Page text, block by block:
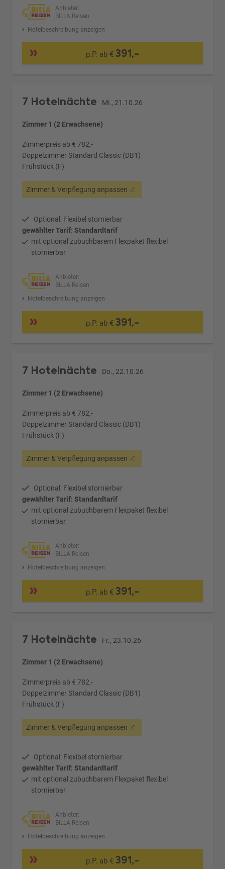
Anbieter:
BILLA Reisen
Hotelbeschreibung anzeigen
p.P. ab € 391,-
7 Hotelnächte Mi., 21.10.26
Zimmer 1 (2 Erwachsene)
Zimmerpreis ab € 782,-
Doppelzimmer Standard Classic (DB1)
Frühstück (F)
Zimmer & Verpflegung anpassen
Optional: Flexibel stornierbar
gewählter Tarif: Standardtarif
mit optional zubuchbarem Flexpaket flexibel
stornierbar
Anbieter:
BILLA Reisen
Hotelbeschreibung anzeigen
p.P. ab € 391,-
7 Hotelnächte Do., 22.10.26
Zimmer 1 (2 Erwachsene)
Zimmerpreis ab € 782,-
Doppelzimmer Standard Classic (DB1)
Frühstück (F)
Zimmer & Verpflegung anpassen
Optional: Flexibel stornierbar
gewählter Tarif: Standardtarif
mit optional zubuchbarem Flexpaket flexibel
stornierbar
Anbieter:
BILLA Reisen
Hotelbeschreibung anzeigen
p.P. ab € 391,-
7 Hotelnächte Fr., 23.10.26
Zimmer 1 (2 Erwachsene)
Zimmerpreis ab € 782,-
Doppelzimmer Standard Classic (DB1)
Frühstück (F)
Zimmer & Verpflegung anpassen
Optional: Flexibel stornierbar
gewählter Tarif: Standardtarif
mit optional zubuchbarem Flexpaket flexibel
stornierbar
Anbieter:
BILLA Reisen
Hotelbeschreibung anzeigen
p.P. ab € 391,-